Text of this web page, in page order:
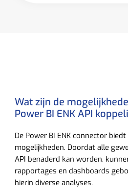
Wat zijn de
Power BI ENK API
De Power BI ENK connector
mogelijkheden. Doordat alle
API benaderd kan worden,
rapportages en dashboards
hierin diverse analyses.